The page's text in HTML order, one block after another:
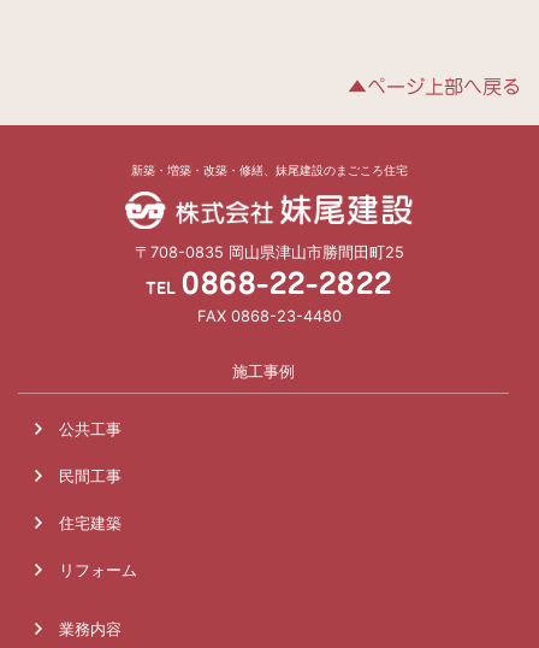
▲ページ上部へ戻る
新築・増築・改築・修繕、妹尾建設のまごころ住宅
〒708-0835 岡山県津山市勝間田町25
TEL 0868-22-2822
FAX 0868-23-4480
施工事例
公共工事
民間工事
住宅建築
リフォーム
業務内容